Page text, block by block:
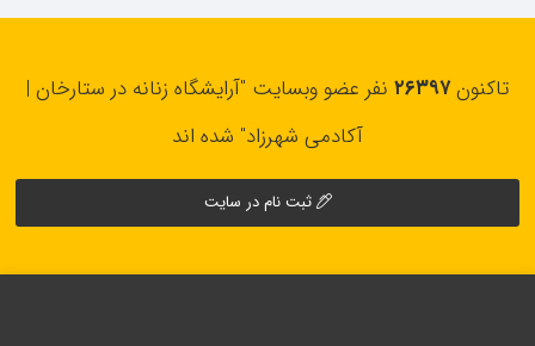
تاکنون۲۶۳۹۷ نفر عضو وبسایت "آرایشگاه زنانه در ستارخان |
آکادمی شهرزاد" شده اند
ثبت نام در سایت